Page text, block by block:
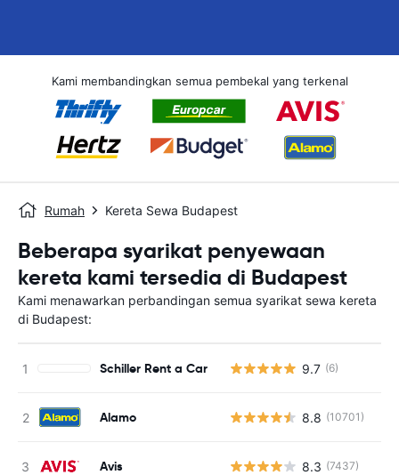
Kami membandingkan semua pembekal yang terkenal
Rumah Kereta Sewa Budapest
Beberapa syarikat penyewaan
kereta kami tersedia di Budapest
Kami menawarkan perbandingan semua syarikat sewa kereta
di Budapest:
Schiller Rent a Car 9.7 (6)
Alamo 8.8 (10701)
Avis 8.3 (7437)